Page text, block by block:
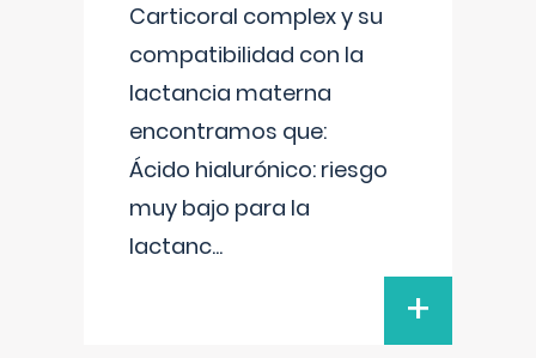
Carticoral complex y su
compatibilidad con la
lactancia materna
encontramos que:
Ácido hialurónico: riesgo
muy bajo para la
lactanc...
+